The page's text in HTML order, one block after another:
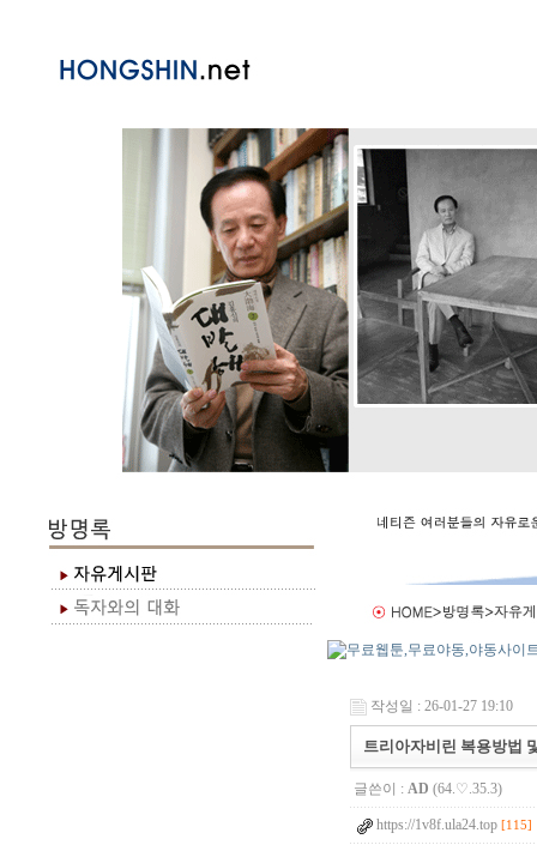
작성일 : 26-01-27 19:10
트리아자비린 복용방법
글쓴이 : AD (64.♡.35.3)
https://1v8f.ula24.top [115]